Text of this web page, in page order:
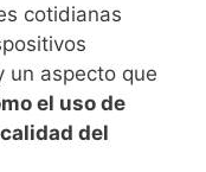
cotidianas
un aspecto que
el uso de
del